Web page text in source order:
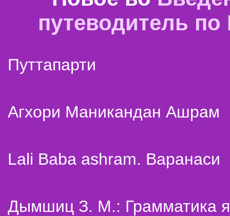
путеводитель
Путтапарти
Агхори Маникандан Ашрам
Lali Baba ashram. Варанаси
Дымшиц З. М.: Грамматика